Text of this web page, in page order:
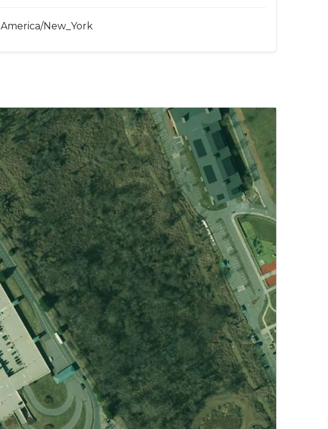
America/New_York